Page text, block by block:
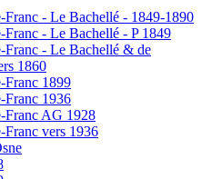
Franc - Le Bachellé - 1849-1890
- Le Bachellé - P 1849
Franc - Le Bachellé & de
1860
Franc 1899
Franc 1936
Franc AG 1928
vers 1936